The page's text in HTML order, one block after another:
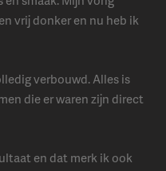
vrij donker en nu heb ik
verbouwd. Alles is
die er waren zijn direct
en dat merk ik ook